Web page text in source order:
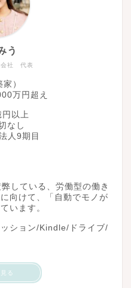
会社 代表
う
）
万円超え
以上
なし
人9期目
している、労働型の働き
向けて、「自動でモノが
います。
ション/Kindle/ドライブ/
る